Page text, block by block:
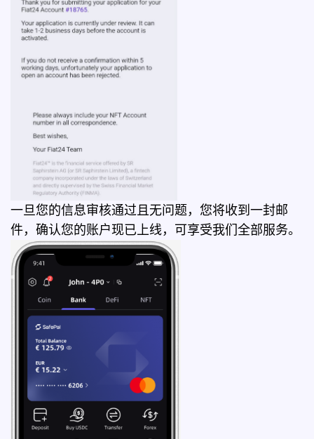
一旦您的信息审核通过且无问题，您将收到一封邮
件，确认您的账户现已上线，可享受我们全部服务。